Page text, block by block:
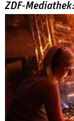
ZDF-